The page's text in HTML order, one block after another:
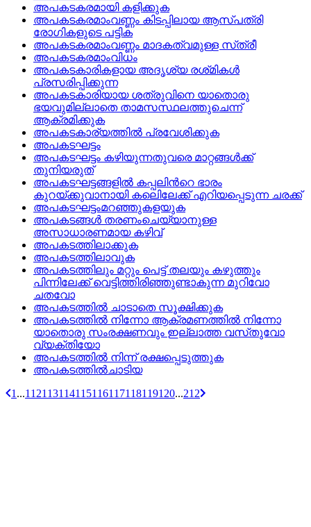
അപകടകരമായി കളിക്കുക
അപകടകരമാംവണ്ണം കിടപ്പിലായ ആസ്‌പത്രി
രോഗികളുടെ പട്ടിക
അപകടകരമാംവണ്ണം മാദകത്വമുള്ള സ്‌ത്രീ
അപകടകരമാംവിധം
അപകടകാരികളായ അദൃശ്യ രശ്‌മികള്‍
പ്രസരിപ്പിക്കുന്ന
അപകടകാരിയായ ശത്രുവിനെ യാതൊരു
ഭയവുമില്ലാതെ താമസസ്ഥലത്തുചെന്ന്‌
ആക്രമിക്കുക
അപകടകാര്യത്തില്‍ പ്രവേശിക്കുക
അപകടഘട്ടം
അപകടഘട്ടം കഴിയുന്നതുവരെ മാറ്റങ്ങള്‍ക്ക്‌
തുനിയരുത്
അപകടഘട്ടങ്ങളില്‍ കപ്പലിന്‍റെ ഭാരം
കുറയ്ക്കുവാനായി കലെിലേക്ക് എറിയപ്പെടുന്ന ചരക്ക്
അപകടഘട്ടംമറഞ്ഞുകളയുക
അപകടങ്ങള്‍ തരണംചെയ്യാനുള്ള
അസാധാരണമായ കഴിവ്
അപകടത്തിലാക്കുക
അപകടത്തിലാവുക
അപകടത്തിലും മറ്റും പെട്ട്‌ തലയും കഴുത്തും
പിന്നിലേക്ക്‌ വെട്ടിത്തിരിഞ്ഞുണ്ടാകുന്ന മുറിവോ
ചതവോ
അപകടത്തില്‍ ചാടാതെ സൂക്ഷിക്കുക
അപകടത്തില്‍ നിന്നോ ആക്രമണത്തില്‍ നിന്നോ
യാതൊരു സംരക്ഷണവും ഇല്ലാത്ത വസ്‌തുവോ
വ്യക്തിയോ
അപകടത്തില്‍ നിന്ന്‌ രക്ഷപ്പെടുത്തുക
അപകടത്തില്‍ചാടിയ
1 ...112113114115116117118119120...212